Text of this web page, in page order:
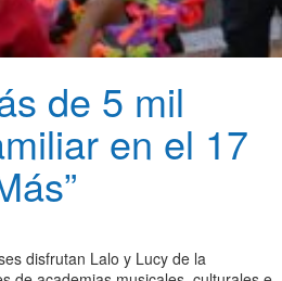
de 5 mil
en el 17
disfrutan Lalo y Lucy de la